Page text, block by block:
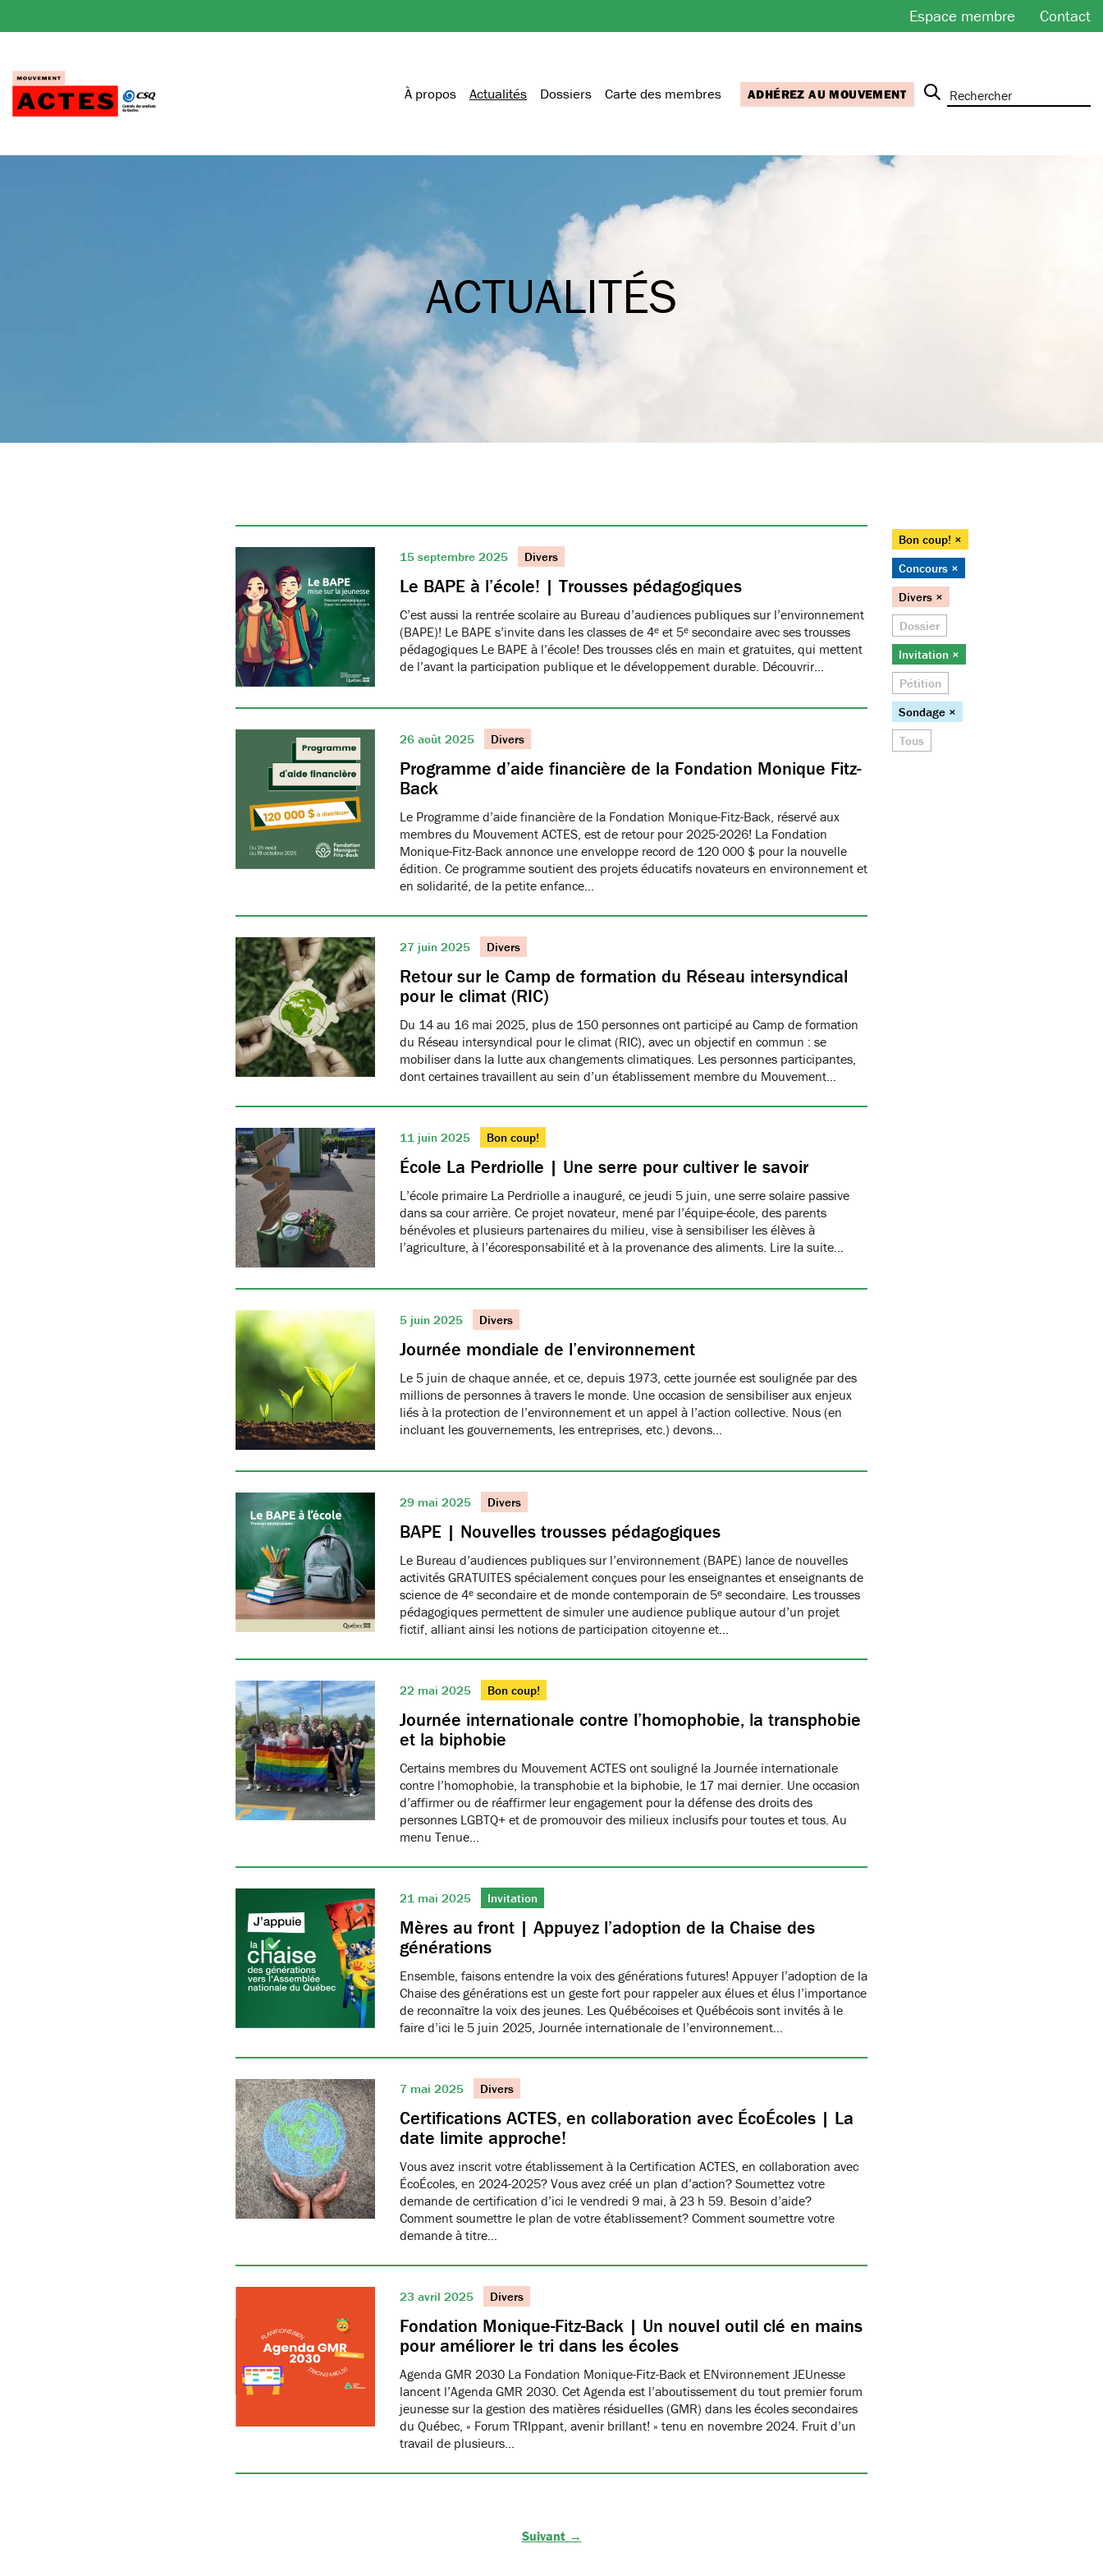
au
Espace membre Contact
À propos Actualités Dossiers Carte des membres ADHÉREZ AU MOUVEMENT
ACTUALITÉS
15 septembre 2025 Divers
Le BAPE à l’école! | Trousses pédagogiques
C’est aussi la rentrée scolaire au Bureau d’audiences publiques sur l’environnement
(BAPE)! Le BAPE s’invite dans les classes de 4ᵉ et 5ᵉ secondaire avec ses trousses
pédagogiques Le BAPE à l’école! Des trousses clés en main et gratuites, qui mettent
de l’avant la participation publique et le développement durable. Découvrir…
26 août 2025 Divers
Programme d’aide financière de la Fondation Monique Fitz-
Back
Le Programme d’aide financière de la Fondation Monique-Fitz-Back, réservé aux
membres du Mouvement ACTES, est de retour pour 2025-2026! La Fondation
Monique-Fitz-Back annonce une enveloppe record de 120 000 $ pour la nouvelle
édition. Ce programme soutient des projets éducatifs novateurs en environnement et
en solidarité, de la petite enfance…
27 juin 2025 Divers
Retour sur le Camp de formation du Réseau intersyndical
pour le climat (RIC)
Du 14 au 16 mai 2025, plus de 150 personnes ont participé au Camp de formation
du Réseau intersyndical pour le climat (RIC), avec un objectif en commun : se
mobiliser dans la lutte aux changements climatiques. Les personnes participantes,
dont certaines travaillent au sein d’un établissement membre du Mouvement…
11 juin 2025 Bon coup!
École La Perdriolle | Une serre pour cultiver le savoir
L’école primaire La Perdriolle a inauguré, ce jeudi 5 juin, une serre solaire passive
dans sa cour arrière. Ce projet novateur, mené par l’équipe-école, des parents
bénévoles et plusieurs partenaires du milieu, vise à sensibiliser les élèves à
l’agriculture, à l’écoresponsabilité et à la provenance des aliments. Lire la suite…
5 juin 2025 Divers
Journée mondiale de l’environnement
Le 5 juin de chaque année, et ce, depuis 1973, cette journée est soulignée par des
millions de personnes à travers le monde. Une occasion de sensibiliser aux enjeux
liés à la protection de l’environnement et un appel à l’action collective. Nous (en
incluant les gouvernements, les entreprises, etc.) devons…
29 mai 2025 Divers
BAPE | Nouvelles trousses pédagogiques
Le Bureau d’audiences publiques sur l’environnement (BAPE) lance de nouvelles
activités GRATUITES spécialement conçues pour les enseignantes et enseignants de
science de 4ᵉ secondaire et de monde contemporain de 5ᵉ secondaire. Les trousses
pédagogiques permettent de simuler une audience publique autour d’un projet
fictif, alliant ainsi les notions de participation citoyenne et…
22 mai 2025 Bon coup!
Journée internationale contre l’homophobie, la transphobie
et la biphobie
Certains membres du Mouvement ACTES ont souligné la Journée internationale
contre l’homophobie, la transphobie et la biphobie, le 17 mai dernier. Une occasion
d’affirmer ou de réaffirmer leur engagement pour la défense des droits des
personnes LGBTQ+ et de promouvoir des milieux inclusifs pour toutes et tous. Au
menu Tenue…
21 mai 2025 Invitation
Mères au front | Appuyez l’adoption de la Chaise des
générations
Ensemble, faisons entendre la voix des générations futures! Appuyer l’adoption de la
Chaise des générations est un geste fort pour rappeler aux élues et élus l’importance
de reconnaître la voix des jeunes. Les Québécoises et Québécois sont invités à le
faire d’ici le 5 juin 2025, Journée internationale de l’environnement…
7 mai 2025 Divers
Certifications ACTES, en collaboration avec ÉcoÉcoles | La
date limite approche!
Vous avez inscrit votre établissement à la Certification ACTES, en collaboration avec
ÉcoÉcoles, en 2024-2025? Vous avez créé un plan d’action? Soumettez votre
demande de certification d’ici le vendredi 9 mai, à 23 h 59. Besoin d’aide?
Comment soumettre le plan de votre établissement? Comment soumettre votre
demande à titre…
23 avril 2025 Divers
Fondation Monique-Fitz-Back | Un nouvel outil clé en mains
pour améliorer le tri dans les écoles
Agenda GMR 2030 La Fondation Monique-Fitz-Back et ENvironnement JEUnesse
lancent l’Agenda GMR 2030. Cet Agenda est l’aboutissement du tout premier forum
jeunesse sur la gestion des matières résiduelles (GMR) dans les écoles secondaires
du Québec, « Forum TRIppant, avenir brillant! » tenu en novembre 2024. Fruit d’un
travail de plusieurs…
Bon coup! ×
Concours ×
Divers ×
Dossier
Invitation ×
Pétition
Sondage ×
Tous
Suivant →